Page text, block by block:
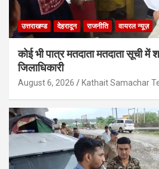
उत्तराखण्ड देहरादून राजनीति वायरल न्यूज़
कोई भी पात्र मतदाता मतदाता सूची में
जिलाधिकारी
August 6, 2026 Kathait Samachar